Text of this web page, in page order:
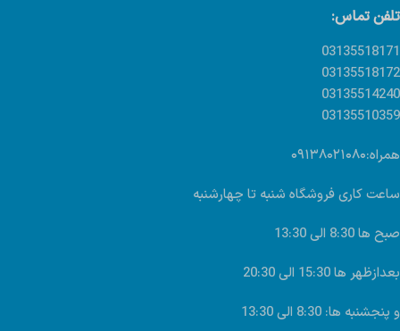
تلفن تماس:
03135518171
03135518172
03135514240
03135510359
همراه:۰۹۱۳۸۰۲۱۰۸۰
ساعت کاری فروشگاه شنبه تا چهارشنبه
صبح ها 8:30 الی 13:30
بعدازظهر ها 15:30 الی 20:30
و پنجشنبه ها: 8:30 الی 13:30